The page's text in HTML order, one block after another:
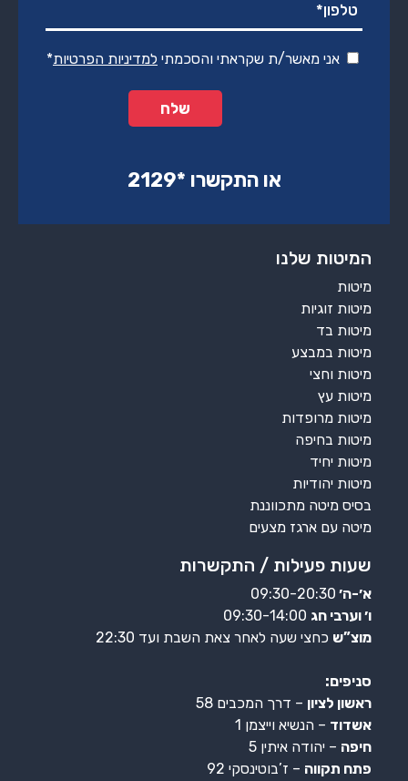
אני מאשר/ת שקראתי והסכמתי למדיניות הפרטיות*
או התקשרו ‏*2129‏
המיטות שלנו
מיטות
מיטות זוגיות
מיטות בד
מיטות במבצע
מיטות וחצי
מיטות עץ
מיטות מרופדות
מיטות בחיפה
מיטות יחיד
מיטות יהודיות
בסיס מיטה מתכווננת
מיטה עם ארגז מצעים
שעות פעילות / התקשרות
א׳-ה׳ 09:30-20:30
ו׳ וערבי חג
מוצ”ש כחצי שעה לאחר צאת השבת ועד 22:30
סניפים:
ראשון לציון – דרך המכבים 58
אשדוד – הנשיא וייצמן 1
חיפה – יהודה איתין 5
פתח תקווה – ז’בוטינסקי 92